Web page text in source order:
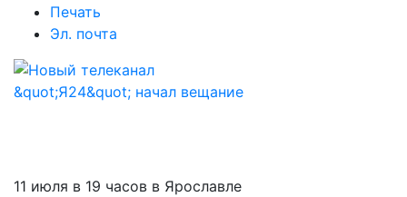
Печать
Эл. почта
11 июля в 19 часов в Ярославле